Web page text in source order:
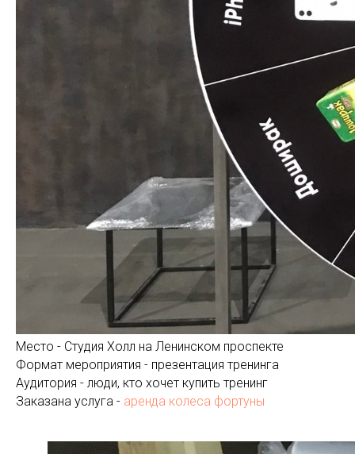
Место - Студия Холл на Ленинском проспекте
Формат мероприятия - презентация тренинга
Аудитория - люди, кто хочет купить тренинг
Заказана услуга - аренда колеса фортуны